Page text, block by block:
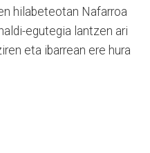
hilabeteotan Nafarroa
egutegia lantzen ari
eta ibarrean ere hura